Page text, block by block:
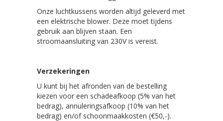
Onze luchtkussens worden altijd geleverd met
een elektrische blower. Deze moet tijdens
gebruik aan blijven staan. Een
stroomaansluiting van 230V is vereist.
Verzekeringen
U kunt bij het afronden van de bestelling
kiezen voor een schadeafkoop (5% van het
bedrag), annuleringsafkoop (10% van het
bedrag) en/of schoonmaakkosten (€50,-).